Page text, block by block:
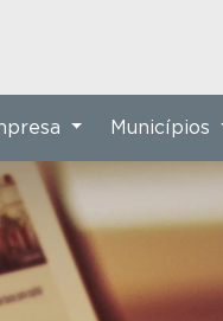
Municípios